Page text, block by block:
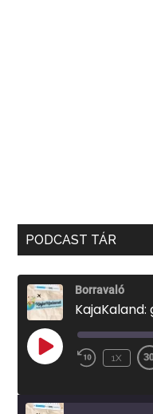
PODCAST TÁR
Borravaló
PLAY
EPISODE
1X